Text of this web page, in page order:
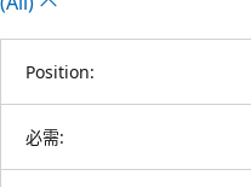
Position:
必需: